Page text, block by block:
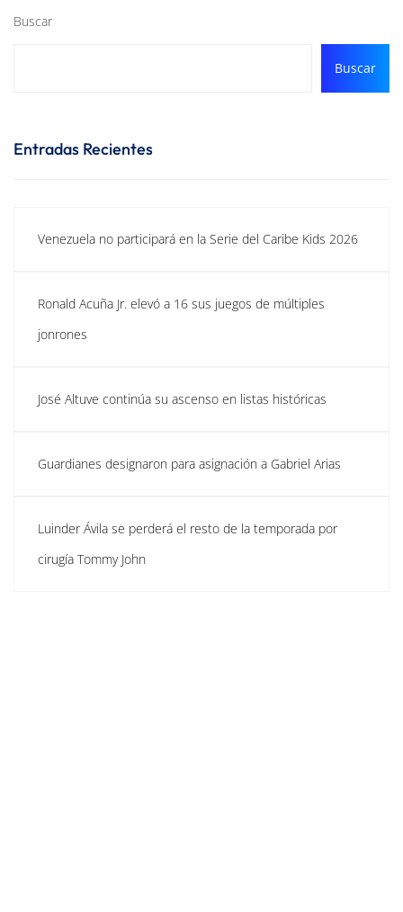
Buscar
Buscar
Entradas Recientes
Venezuela no participará en la Serie del Caribe Kids 2026
Ronald Acuña Jr. elevó a 16 sus juegos de múltiples
jonrones
José Altuve continúa su ascenso en listas históricas
Guardianes designaron para asignación a Gabriel Arias
Luinder Ávila se perderá el resto de la temporada por
cirugía Tommy John